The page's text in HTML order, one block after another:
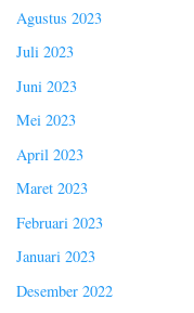
Agustus 2023
Juli 2023
Juni 2023
Mei 2023
April 2023
Maret 2023
Februari 2023
Januari 2023
Desember 2022